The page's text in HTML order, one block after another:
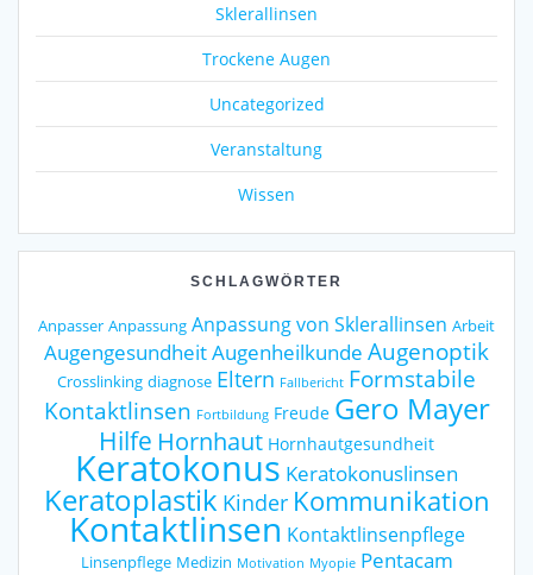
Sklerallinsen
Trockene Augen
Uncategorized
Veranstaltung
Wissen
SCHLAGWÖRTER
Anpasser Anpassung Anpassung von Sklerallinsen Arbeit
AugengesundheitAugenheilkunde Augenoptik
Crosslinking diagnose Eltern Fallbericht Formstabile
Kontaktlinsen Fortbildung Freude Gero Mayer
Hilfe Hornhaut Hornhautgesundheit
Keratokonus Keratokonuslinsen
Keratoplastik Kinder Kommunikation
Kontaktlinsen Kontaktlinsenpflege
Linsenpflege Medizin Motivation Myopie Pentacam